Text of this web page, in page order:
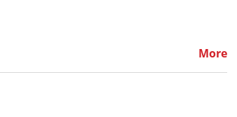
More